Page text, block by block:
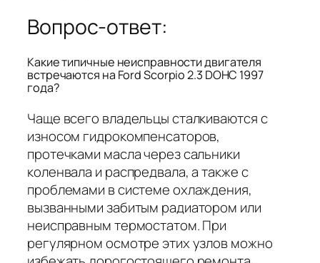
Вопрос-ответ:
Какие типичные неисправности двигателя
встречаются на Ford Scorpio 2.3 DOHC 1997
года?
Чаще всего владельцы сталкиваются с
износом гидрокомпенсаторов,
протечками масла через сальники
коленвала и распредвала, а также с
проблемами в системе охлаждения,
вызванными забитым радиатором или
неисправным термостатом. При
регулярном осмотре этих узлов можно